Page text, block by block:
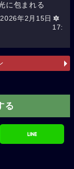
に包まれる
年2月15日
17:
る